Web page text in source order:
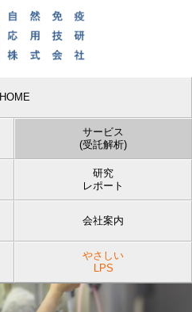
HOME
サービス
(受託解析)
研究
レポート
会社案内
やさしい
LPS